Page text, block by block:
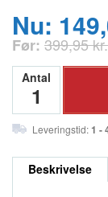
Nu:
Før: 399,95 kr.
Antal
Leveringstid:1 -
Beskrivelse